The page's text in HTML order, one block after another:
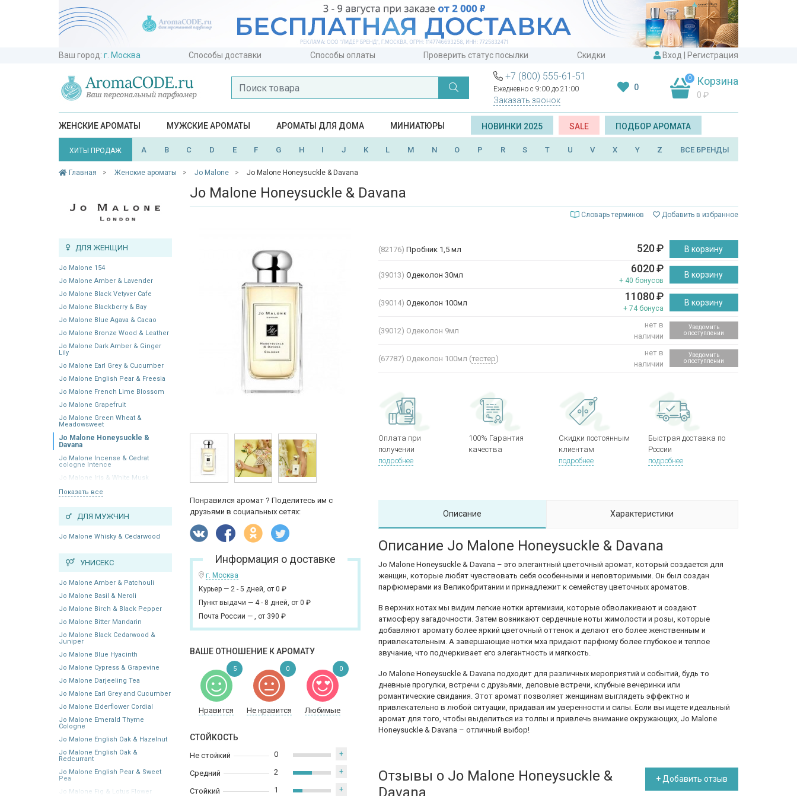
Ваш город: г. Москва Способы доставки Способы оплаты Проверить статус посылки Скидки Вход Регистрация
+7 (800) 555-61-51
Ежедневно с 9:00 до 21:00
Заказать звонок
0
0 Корзина
0 ₽
ЖЕНСКИЕ АРОМАТЫ МУЖСКИЕ АРОМАТЫ АРОМАТЫ ДЛЯ ДОМА МИНИАТЮРЫ НОВИНКИ 2025 SALE ПОДБОР АРОМАТА
ХИТЫ ПРОДАЖ A B C D E F G H I J K L M N O P R S T U V X Y Z ВСЕ БРЕНДЫ
Главная Женские ароматы Jo Malone Jo Malone Honeysuckle & Davana
ДЛЯ ЖЕНЩИН
Jo Malone 154
Jo Malone Amber & Lavender
Jo Malone Black Vetyver Cafe
Jo Malone Blackberry & Bay
Jo Malone Blue Agava & Cacao
Jo Malone Bronze Wood & Leather
Jo Malone Dark Amber & Ginger
Lily
Jo Malone Earl Grey & Cucumber
Jo Malone English Pear & Freesia
Jo Malone French Lime Blossom
Jo Malone Grapefruit
Jo Malone Green Wheat &
Meadowsweet
Jo Malone Honeysuckle &
Davana
Jo Malone Incense & Cedrat
cologne Intence
Jo Malone Iris & White Musk
Показать все
ДЛЯ МУЖЧИН
Jo Malone Whisky & Cedarwood
УНИСЕКС
Jo Malone Amber & Patchouli
Jo Malone Basil & Neroli
Jo Malone Birch & Black Pepper
Jo Malone Bitter Mandarin
Jo Malone Black Cedarwood &
Juniper
Jo Malone Blue Hyacinth
Jo Malone Cypress & Grapevine
Jo Malone Darjeeling Tea
Jo Malone Earl Grey and Cucumber
Jo Malone Elderflower Cordial
Jo Malone Emerald Thyme
Cologne
Jo Malone English Oak & Hazelnut
Jo Malone English Oak &
Redcurrant
Jo Malone English Pear & Sweet
Pea
Jo Malone Fig & Lotus Flower
Jo Malone Honeysuckle & Davana
Словарь терминов Добавить в избранное
Понравился аромат ? Поделитесь им с
друзьями в социальных сетях:
Информация о доставке
г. Москва
Курьер — 2 - 5 дней, от 0 ₽
Пункт выдачи — 4 - 8 дней, от 0 ₽
Почта России — , от 390 ₽
ВАШЕ ОТНОШЕНИЕ К АРОМАТУ
Нравится Не нравится Любимые
5 0 0
СТОЙКОСТЬ
Не стойкий
Средний
Стойкий
0 +
2 +
1 +
(82176) Пробник 1,5 мл 520₽ В корзину
(39013) Одеколон 30мл 6020₽
+ 40 бонусов
В корзину
(39014) Одеколон 100мл 11080₽
+ 74 бонуса
В корзину
(39012) Одеколон 9мл
нет в
наличии
Уведомить
о поступлении
(67787) Одеколон 100мл (тестер)
нет в
наличии
Уведомить
о поступлении
Оплата при
получении
подробнее
100% Гарантия
качества
Скидки постоянным
клиентам
подробнее
Быстрая доставка по
России
подробнее
Описание Характеристики
Описание Jo Malone Honeysuckle & Davana
Jo Malone Honeysuckle & Davana – это элегантный цветочный аромат, который создается для
женщин, которые любят чувствовать себя особенными и неповторимыми. Он был создан
парфюмерами из Великобритании и принадлежит к семейству цветочных ароматов.
В верхних нотах мы видим легкие нотки артемизии, которые обволакивают и создают
атмосферу загадочности. Затем возникают сердечные ноты жимолости и розы, которые
добавляют аромату более яркий цветочный оттенок и делают его более женственным и
привлекательным. А завершающие нотки мха придают парфюму более глубокое и теплое
звучание, что подчеркивает его элегантность и мягкость.
Jo Malone Honeysuckle & Davana подходит для различных мероприятий и событий, будь то
дневные прогулки, встречи с друзьями, деловые встречи, клубные вечеринки или
романтические свидания. Этот аромат позволяет женщинам выглядеть эффектно и
привлекательно в любой ситуации, придавая им уверенности и силы. Если вы ищете идеальный
аромат для того, чтобы выделиться из толпы и привлечь внимание окружающих, Jo Malone
Honeysuckle & Davana – отличный выбор!
Отзывы о Jo Malone Honeysuckle &
Davana
+ Добавить отзыв